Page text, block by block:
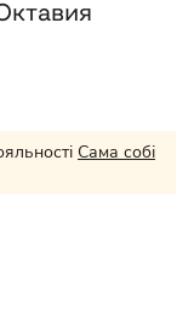
Сама собі